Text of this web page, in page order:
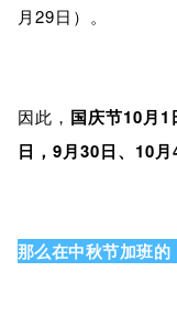
月29日）。
因此， 国庆节10月
日，9月30日、10
那么在中秋节加班的